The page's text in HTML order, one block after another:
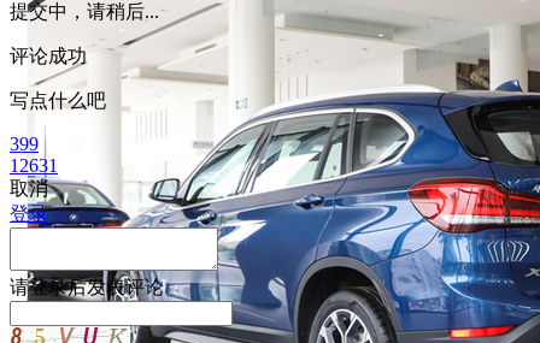
提交中，请稍后...
评论成功
写点什么吧
399
12631
取消
登录
请登录后发表评论